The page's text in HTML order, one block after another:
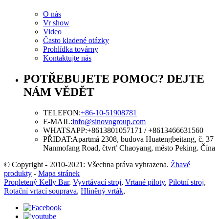
O nás
Vr show
Video
Často kladené otázky
Prohlídka továrny
Kontaktujte nás
POTŘEBUJETE POMOC? DEJTE
NÁM VĚDĚT
TELEFON:+86-10-51908781
E-MAIL:info@sinovogroup.com
WHATSAPP:+8613801057171 / +8613466631560
PŘIDAT:Apartmá 2308, budova Huatengbeitang, č. 37
Nanmofang Road, čtvrť Chaoyang, město Peking. Čína
© Copyright - 2010-2021: Všechna práva vyhrazena. Žhavé
produkty - Mapa stránek
Propletený Kelly Bar, Vyvrtávací stroj, Vrtané piloty, Pilotní stroj,
Rotační vrtací souprava, Hliněný vrták,